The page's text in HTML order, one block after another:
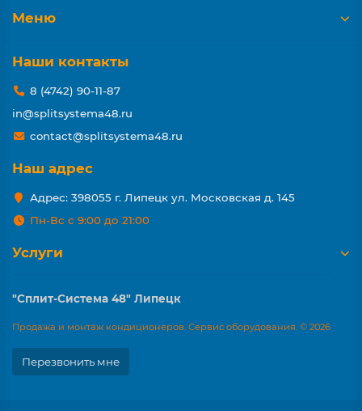
Меню
Наши контакты
8 (4742) 90-11-87
in@splitsystema48.ru
contact@splitsystema48.ru
Наш адрес
Адрес: 398055 г. Липецк ул. Московская д. 145
Пн-Вс с 9:00 до 21:00
Услуги
"Сплит-Система 48" Липецк
Продажа и монтаж кондиционеров. Сервис оборудования. © 2026
Перезвонить мне